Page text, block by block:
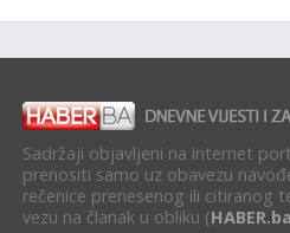
Sadržaji objavljeni na internet
prenositi samo uz obavezu
rečenice prenesenog ili citiranog
vezu na članak u obliku (HABER.ba